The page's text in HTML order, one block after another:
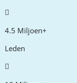
4.5 Miljoen+
Leden